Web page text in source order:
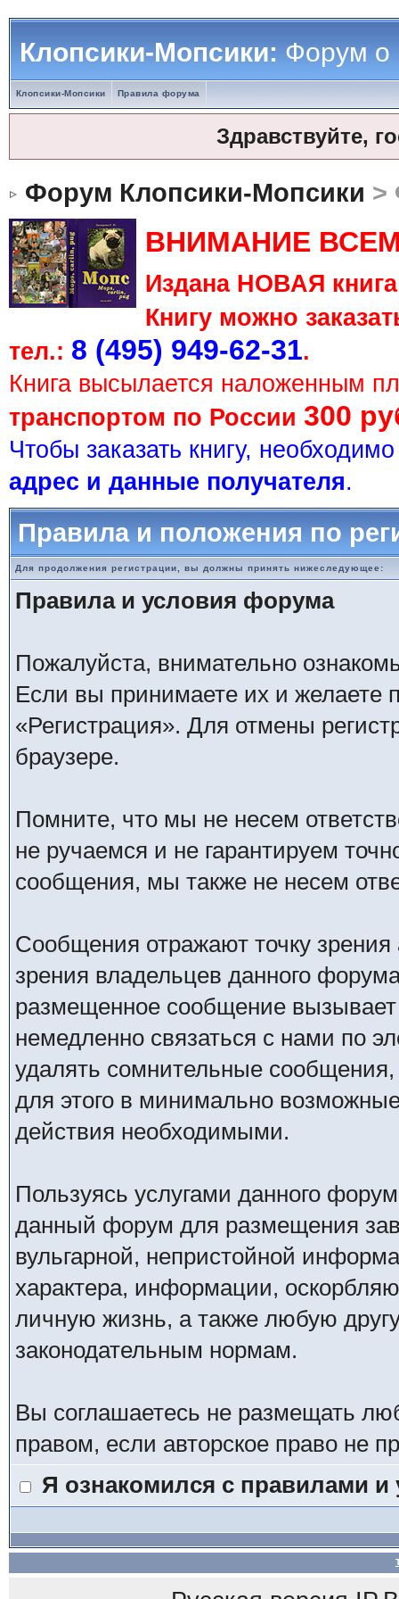
Клопсики-Мопсики:Форум о
Клопсики-Мопсики Правила форума
Здравствуйте,
Форум Клопсики-Мопсики >
ВНИМАНИЕ
Издана НОВАЯ
Книгу можно
тел.: 8 (495) 949-62-31.
Книга высылается наложенным
транспортом по России 300
Чтобы заказать книгу,
адрес и данные получателя.
Правила и положения по
Для продолжения регистрации, вы должны принять нижеследующее:
Правила и условия форума
Пожалуйста, внимательно
Если вы принимаете их и желаете
«Регистрация». Для отмены
браузере.
Помните, что мы не несем
не ручаемся и не гарантируем
сообщения, мы также не несем
Сообщения отражают точку зрения
зрения владельцев данного
размещенное сообщение
немедленно связаться с нами по
удалять сомнительные
для этого в минимально
действия необходимыми.
Пользуясь услугами данного
данный форум для размещения
вульгарной, непристойной
характера, информации,
личную жизнь, а также любую
законодательным нормам.
Вы соглашаетесь не размещать
правом, если авторское право не
Я ознакомился с правилами